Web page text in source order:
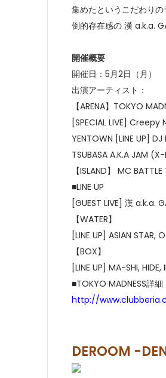
集めたというこだわり
倒的存在感の 漢 a.k.a.
開催概要
開催日：5月2日（月）
出演アーティスト：
【ARENA】TOKYO
[SPECIAL LIVE]
YENTOWN [LINE UP]
TSUBASA A.K.A JAM
【ISLAND】 MC
■LINE UP
[GUEST LIVE] 漢 a.k.a.
【WATER】
[LINE UP] ASIAN STAR,
【BOX】
[LINE UP] MA-SHI,
■TOKYO MADNESS詳細
http://
DEROOM -